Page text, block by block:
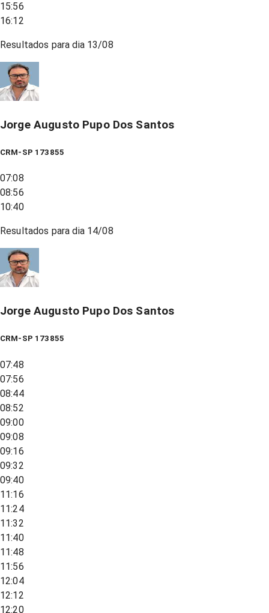
15:56
16:12
Resultados para dia 13/08
Jorge Augusto Pupo Dos Santos
CRM-SP 173855
07:08
08:56
10:40
Resultados para dia 14/08
Jorge Augusto Pupo Dos Santos
CRM-SP 173855
07:48
07:56
08:44
08:52
09:00
09:08
09:16
09:32
09:40
11:16
11:24
11:32
11:40
11:48
11:56
12:04
12:12
12:20